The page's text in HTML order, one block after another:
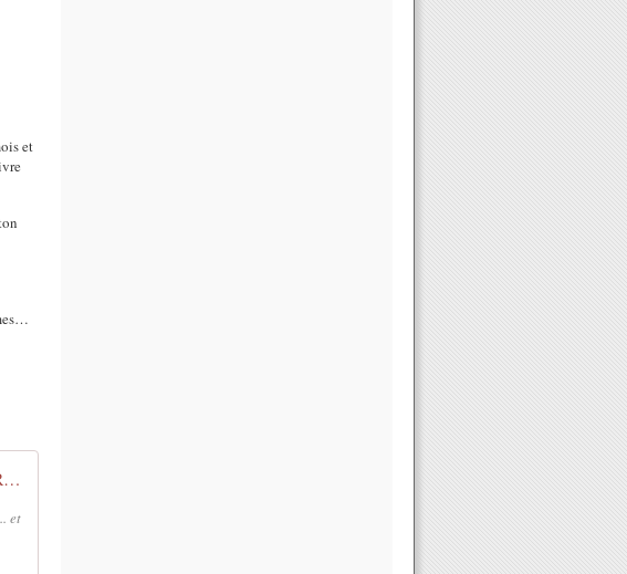
et
Faire pipi comme un garçon - Rachel Monnat / Accrosens
et